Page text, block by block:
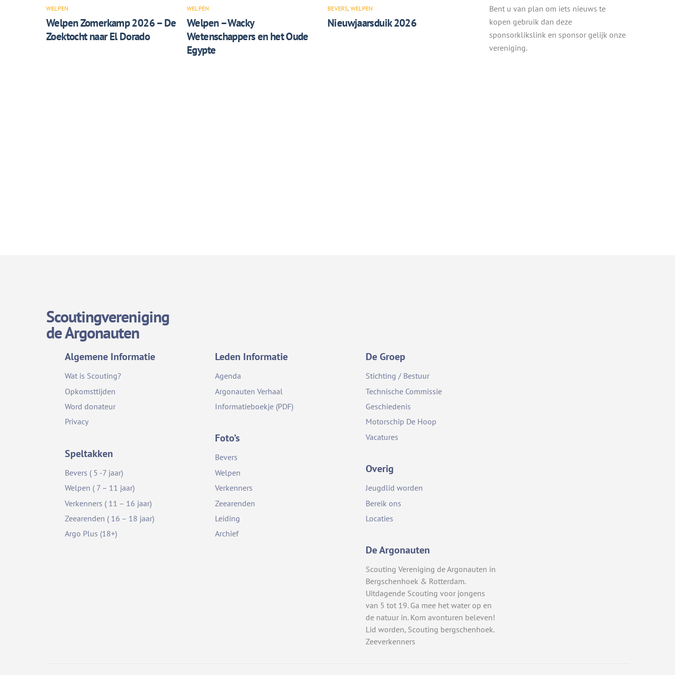
WELPEN
Welpen Zomerkamp 2026 – De
Zoektocht naar El Dorado
WELPEN
Welpen – Wacky
Wetenschappers en het Oude
Egypte
BEVERS WELPEN
Nieuwjaarsduik 2026
Bent u van plan om iets nieuws te
kopen gebruik dan deze
sponsorklikslink en sponsor gelijk onze
vereniging.
Scoutingvereniging
de Argonauten
Algemene Informatie
Wat is Scouting?
Opkomsttijden
Word donateur
Privacy
Speltakken
Bevers ( 5 -7 jaar)
Welpen ( 7 – 11 jaar)
Verkenners ( 11 – 16 jaar)
Zeearenden ( 16 – 18 jaar)
Argo Plus (18+)
Leden Informatie
Agenda
Argonauten Verhaal
Informatieboekje (PDF)
Foto’s
Bevers
Welpen
Verkenners
Zeearenden
Leiding
Archief
De Groep
Stichting / Bestuur
Technische Commissie
Geschiedenis
Motorschip De Hoop
Vacatures
Overig
Jeugdlid worden
Bereik ons
Locaties
De Argonauten
Scouting Vereniging de Argonauten in
Bergschenhoek & Rotterdam.
Uitdagende Scouting voor jongens
van 5 tot 19. Ga mee het water op en
de natuur in. Kom avonturen beleven!
Lid worden, Scouting bergschenhoek.
Zeeverkenners